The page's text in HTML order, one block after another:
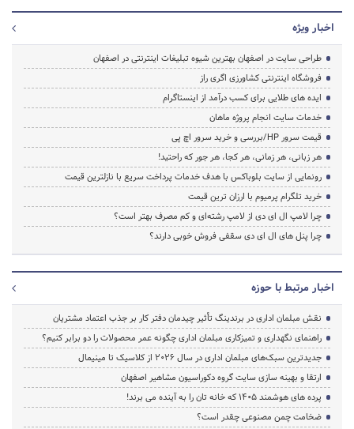
اخبار ویژه
طراحی سایت در اصفهان بهترین شیوه تبلیغات اینترنتی در اصفهان
فروشگاه اینترنتی کشاورزی اگری راز
ایده های طلایی برای کسب درآمد از اینستاگرام
خدمات سایت انجام پروژه ماهان
قیمت سرور HP/بررسی و خرید سرور اچ پی
هر زبانی، هر زمانی، هر کجا، هر جور که راحتید!
رونمایی از سایت بلوباکس با هدف خدمات پرداخت سریع با نازلترین قیمت
خرید تلگرام پرمیوم با ارزان ترین قیمت
چرا لامپ ال ای دی از لامپ رشته‌ای و کم مصرف بهتر است؟
چرا پنل های ال ای دی سقفی فروش خوبی دارند؟
اخبار مرتبط با حوزه
نقش مبلمان اداری در برندینگ تأثیر چیدمان دفتر کار بر جذب اعتماد مشتریان
راهنمای نگهداری و تمیزکاری مبلمان اداری چگونه عمر محصولات را دو برابر کنیم؟
جدیدترین سبک‌های مبلمان اداری در سال ۲۰۲۶ از کلاسیک تا مینیمال
ارتقا و بهینه سازی سایت گروه دکوراسیون مشاهیر اصفهان
پرده‌ های هوشمند ۱۴۰۵ که خانه‌ تان را به آینده می‌ برند!
ضخامت چمن مصنوعی چقدر است؟